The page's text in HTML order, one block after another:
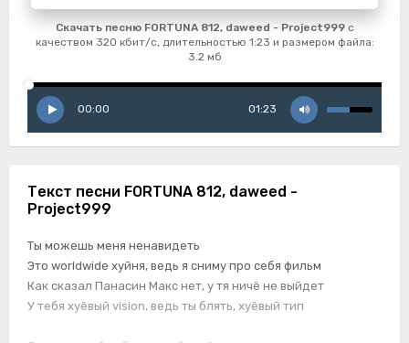
Скачать песню FORTUNA 812, daweed - Project999с
качеством 320 кбит/с, длительностью 1:23 и размером файла:
3.2 мб
00:00 01:23
Текст песни FORTUNA 812, daweed -
Project999
Ты можешь меня ненавидеть
Это worldwide хуйня, ведь я сниму про себя фильм
Как сказал Панасин Макс нет, у тя ничё не выйдет
У тебя хуёвый vision, ведь ты блять, хуёвый тип